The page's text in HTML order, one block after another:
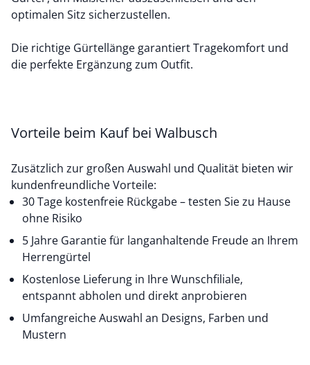
optimalen Sitz sicherzustellen.
Die richtige Gürtellänge garantiert Tragekomfort und
die perfekte Ergänzung zum Outfit.
Vorteile beim Kauf bei Walbusch
Zusätzlich zur großen Auswahl und Qualität bieten wir
kundenfreundliche Vorteile:
30 Tage kostenfreie Rückgabe – testen Sie zu Hause
ohne Risiko
5 Jahre Garantie für langanhaltende Freude an Ihrem
Herrengürtel
Kostenlose Lieferung in Ihre Wunschfiliale,
entspannt abholen und direkt anprobieren
Umfangreiche Auswahl an Designs, Farben und
Mustern